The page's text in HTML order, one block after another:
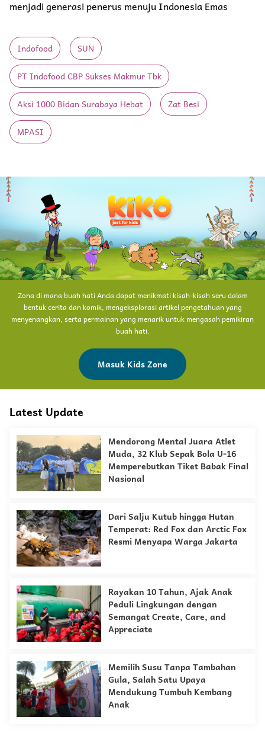
menjadi generasi penerus menuju Indonesia Emas
Indofood SUN
PT Indofood CBP Sukses Makmur Tbk
Aksi 1000 Bidan Surabaya Hebat Zat Besi
MPASI
Zona di mana buah hati Anda dapat menikmati kisah-kisah seru dalam
bentuk cerita dan komik, mengeksplorasi artikel pengetahuan yang
menyenangkan, serta permainan yang menarik untuk mengasah pemikiran
buah hati.
Masuk Kids Zone
Latest Update
Mendorong Mental Juara Atlet
Muda, 32 Klub Sepak Bola U-16
Memperebutkan Tiket Babak Final
Nasional
Dari Salju Kutub hingga Hutan
Temperat: Red Fox dan Arctic Fox
Resmi Menyapa Warga Jakarta
Rayakan 10 Tahun, Ajak Anak
Peduli Lingkungan dengan
Semangat Create, Care, and
Appreciate
Memilih Susu Tanpa Tambahan
Gula, Salah Satu Upaya
Mendukung Tumbuh Kembang
Anak